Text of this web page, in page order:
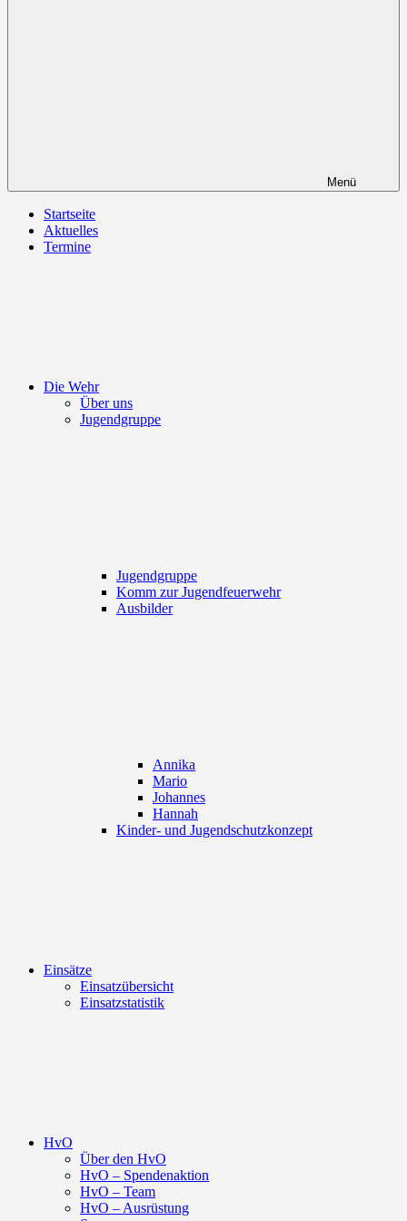
Menü
Startseite
Aktuelles
Termine
Die Wehr
Über uns
Jugendgruppe
Jugendgruppe
Komm zur Jugendfeuerwehr
Ausbilder
Annika
Mario
Johannes
Hannah
Kinder- und Jugendschutzkonzept
Einsätze
Einsatzübersicht
Einsatzstatistik
HvO
Über den HvO
HvO – Spendenaktion
HvO – Team
HvO – Ausrüstung